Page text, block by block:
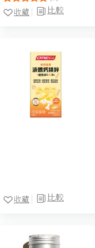
比較
收藏
比較
收藏